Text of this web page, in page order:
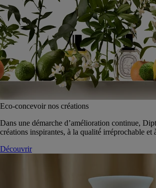
Eco-concevoir nos créations
Dans une démarche d’amélioration continue,
créations inspirantes, à la qualité́ irréprochable et
Découvrir